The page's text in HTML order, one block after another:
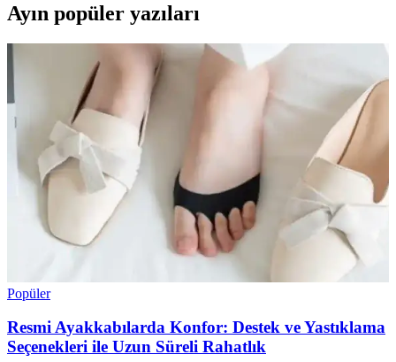
Ayın popüler yazıları
Popüler
Resmi Ayakkabılarda Konfor: Destek ve Yastıklama
Seçenekleri ile Uzun Süreli Rahatlık